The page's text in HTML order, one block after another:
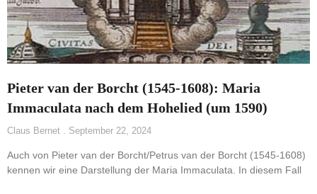
Pieter van der Borcht (1545-1608): Maria
Immaculata nach dem Hohelied (um 1590)
Claus Bernet September 22, 2024
Auch von Pieter van der Borcht/Petrus van der Borcht (1545-1608)
kennen wir eine Darstellung der Maria Immaculata. In diesem Fall